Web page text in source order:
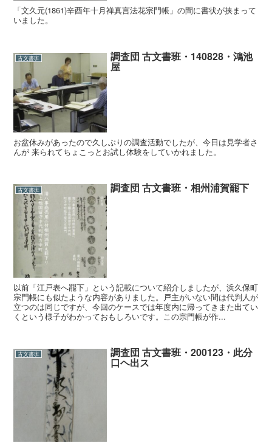
「文久元(1861)辛酉年十月禅真言法花宗門帳」の間に書状が挟まって
いました。
古文書班 調査団 古文書班・140828・鴻池
屋
お盆休みがあったので久しぶりの調査活動でしたが、今日は見学者さ
んが 来られてちょこっとお試し体験をしていかれました。
古文書班 調査団 古文書班・相州浦賀罷下
以前「江戸表へ罷下」という記載について紹介しましたが、浜久保町
宗門帳にも似たような内容がありました。戸主がいない間は代判人が
立つのは同じですが、今回のケースでは年度内に帰ってきまた出てい
くという様子がわかっておもしろいです。この宗門帳が作...
古文書班 調査団 古文書班・200123・此分
口ヘ出ス